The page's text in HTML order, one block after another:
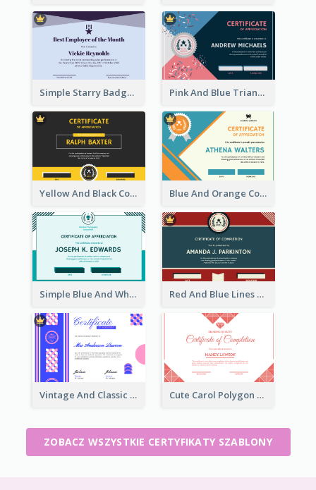
Simple Starry Badge Modern Certificate Design Pink And Blue Triangles Confetti Celebration Certificate
Yellow And Black Contrast Simple Certificate Blue And Orange Company Triangles With Badge Certificate
Simple Blue And White Rectangle Certificate Red And Blue Lines And Badge Completion Certificate
Vintage And Classic Vibrant Certificate Design Ideas Cute Carol Polygon Certificate Design Template
ZOBACZ WSZYSTKIE CERTYFIKATY SZABLONY